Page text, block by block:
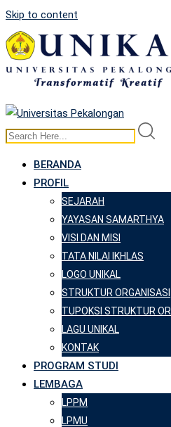
Skip to content
BERANDA
PROFIL
SEJARAH
YAYASAN SAMARTHYA
VISI DAN MISI
TATA NILAI IKHLAS
LOGO UNIKAL
STRUKTUR ORGANISASI
TUPOKSI STRUKTUR
LAGU UNIKAL
KONTAK
PROGRAM STUDI
LEMBAGA
LPPM
LPMU